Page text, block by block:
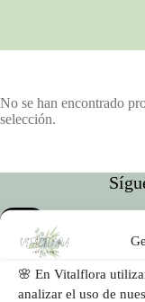
🌸 En Vitalflora
analizar el uso de
No se han encontrado
selección.